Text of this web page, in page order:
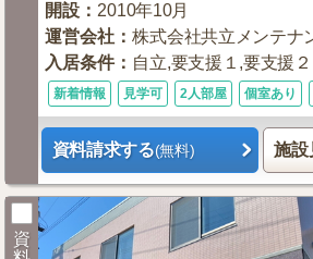
開設 ：2010年10月
運営会社 ：株式会社共立メンテナ
入居条件： 自立,要支援１,要支援２
新着情報 見学可 2人部屋 個室あり
資料請求する(無料) 施設
資